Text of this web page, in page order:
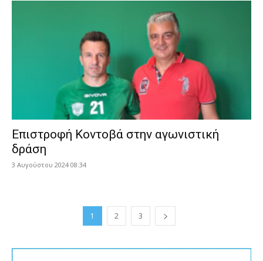
Επιστροφή Κοντοβά στην αγωνιστική
δράση
3 Αυγούστου 2024 08:34
1 2 3